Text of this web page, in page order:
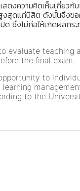
งความคิดเห็นเกี่ยว
สุดแก่นิสิต ดังนั้นจึง
ซึ่งไม่ก่อให้เกิดผล
evaluate
the final exam.
to
to the